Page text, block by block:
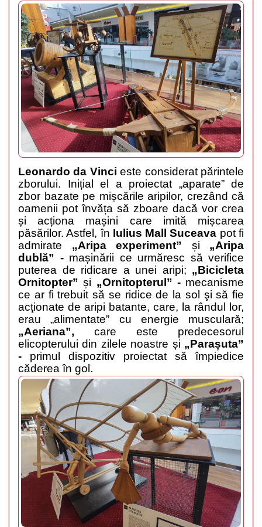
Leonardo da Vinci este considerat părintele
zborului. Inițial el a proiectat „aparate” de
zbor bazate pe mișcările aripilor, crezând că
oamenii pot învăța să zboare dacă vor crea
și acționa mașini care imită mișcarea
păsărilor. Astfel, în Iulius Mall Suceava pot fi
admirate „Aripa experiment” și „Aripa
dublă” -mașinării ce urmăresc să verifice
puterea de ridicare a unei aripi; „Bicicleta
Ornitopter” și „Ornitopterul” - mecanisme
ce ar fi trebuit să se ridice de la sol şi să fie
acţionate de aripi batante, care, la rândul lor,
erau „alimentate” cu energie musculară;
„Aeriana”, care este predecesorul
elicopterului din zilele noastre și „Parașuta”
- primul dispozitiv
proiectat să împiedice
căderea în gol.